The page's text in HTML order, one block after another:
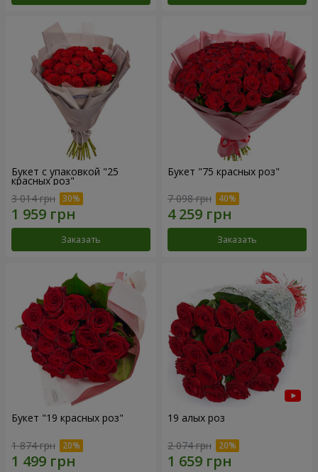
Букет с упаковкой "25
красных роз"
3 014 грн
Заказать
Букет "75 красных роз"
7 098 грн
Заказать
Букет "19 красных роз"
1 874 грн
19 алых роз
2 074 грн